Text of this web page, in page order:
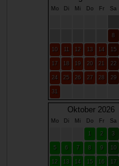
Mo Di Mi Do Fr Sa
8
10 11 12 13 14 15
17 18 19 20 21 22
24 25 26 27 28 29
31
Oktober 2026
Mo Di Mi Do Fr Sa
1 2 3
5 6 7 8 9 10
12 13 14 15 16 17